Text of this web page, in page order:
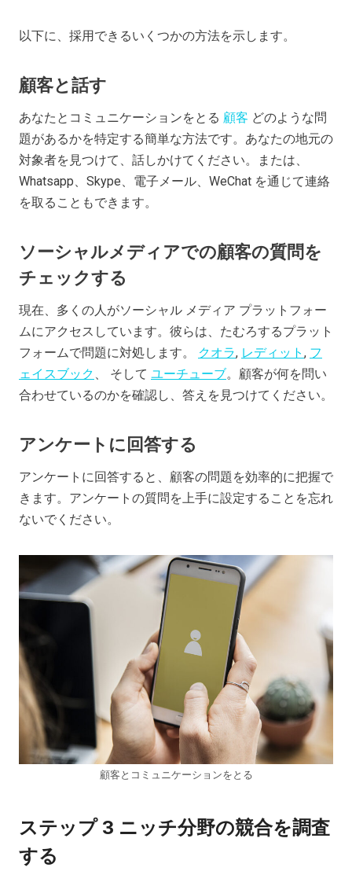
以下に、採用できるいくつかの方法を示します。
顧客と話す
あなたとコミュニケーションをとる 顧客 どのような問
題があるかを特定する簡単な方法です。あなたの地元の
対象者を見つけて、話しかけてください。または、
Whatsapp、Skype、電子メール、WeChat を通じて連絡
を取ることもできます。
ソーシャルメディアでの顧客の質問を
チェックする
現在、多くの人がソーシャル メディア プラットフォー
ムにアクセスしています。彼らは、たむろするプラット
フォームで問題に対処します。
クオラ, レディット , フ
ェイスブック
、 そして ユーチューブ。顧客が何を問い
合わせているのかを確認し、答えを見つけてください。
アンケートに回答する
アンケートに回答すると、顧客の問題を効率的に把握で
きます。アンケートの質問を上手に設定することを忘れ
ないでください。
顧客とコミュニケーションをとる
ステップ 3 ニッチ分野の競合を調査
する